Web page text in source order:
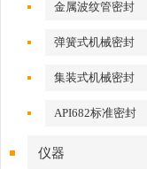
金属波纹管密封
弹簧式机械密封
集装式机械密封
API682标准密封
仪器